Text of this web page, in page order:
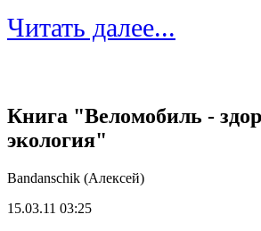
Читать далее...
Книга "Веломобиль -
экология"
Bandanschik (Алексей)
15.03.11 03:25